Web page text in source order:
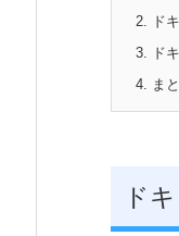
2. ド
3. ド
4. ま
ド